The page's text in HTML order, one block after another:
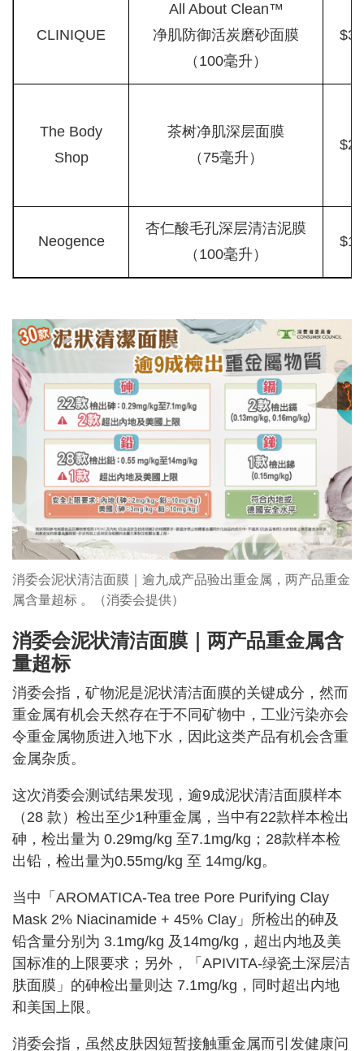
CLINIQUE
All About Clean™
净肌防御活炭磨砂面膜
（100毫升）
The Body
Shop
茶树净肌深层面膜
（75毫升）
Neogence
杏仁酸毛孔深层清洁泥膜
（100毫升）
消委会泥状清洁面膜｜逾九成产品验出重金属，两产品重金
属含量超标 。（消委会提供）
消委会泥状清洁面膜｜两产品重金属含
量超标
消委会指，矿物泥是泥状清洁面膜的关键成分，然而
重金属有机会天然存在于不同矿物中，工业污染亦会
令重金属物质进入地下水，因此这类产品有机会含重
金属杂质。
这次消委会测试结果发现，逾9成泥状清洁面膜样本
（28 款）检出至少1种重金属，当中有22款样本检出
砷，检出量为 0.29mg/kg 至7.1mg/kg；28款样本检
出铅，检出量为0.55mg/kg 至 14mg/kg。
当中「AROMATICA-Tea tree Pore Purifying Clay
Mask 2% Niacinamide + 45% Clay」所检出的砷及
铅含量分别为 3.1mg/kg 及14mg/kg，超出内地及美
国标准的上限要求；另外，「APIVITA-绿瓷土深层洁
肤面膜」的砷检出量则达 7.1mg/kg，同时超出内地
和美国上限。
消委会指，虽然皮肤因短暂接触重金属而引发健康问